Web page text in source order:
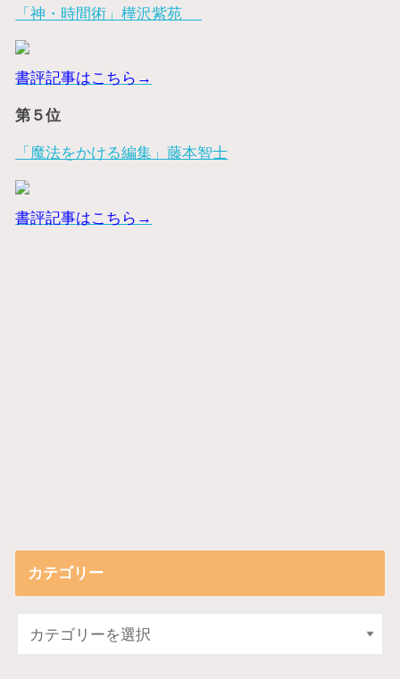
「神・時間術」樺沢紫苑
書評記事はこちら→
第５位
「魔法をかける編集」藤本智士
書評記事はこちら→
カテゴリー